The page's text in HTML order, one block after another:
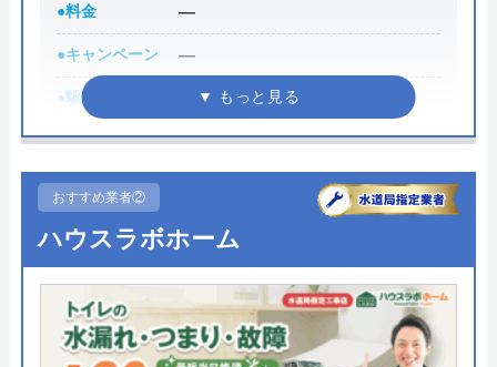
●料金 ―
●キャンペーン ―
●駆けつけ時間
●受付時間 8:30～17:30
●定休日
●出張見積もり ―
●支払い方法 ―
●累計実績
官公庁依頼の工事多数一戸建てア
パート工事件数年間100棟以上
おすすめ業者②
ハウスラボホーム